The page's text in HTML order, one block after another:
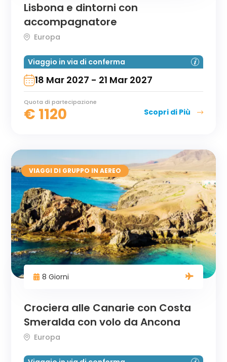
Lisbona e dintorni con
accompagnatore
Europa
Viaggio in via di conferma
18 Mar 2027 - 21 Mar 2027
Quota di partecipazione
€ 1120 Scopri di Più
VIAGGI DI GRUPPO IN AEREO
8 Giorni
Crociera alle Canarie con Costa
Smeralda con volo da Ancona
Europa